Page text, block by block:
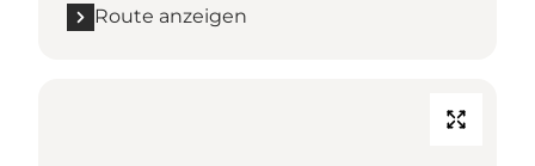
Route anzeigen